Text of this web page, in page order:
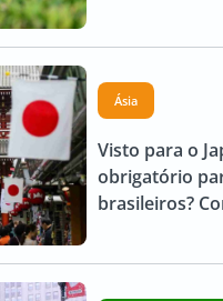
Ásia
Visto para o
obrigatório
brasileiros?